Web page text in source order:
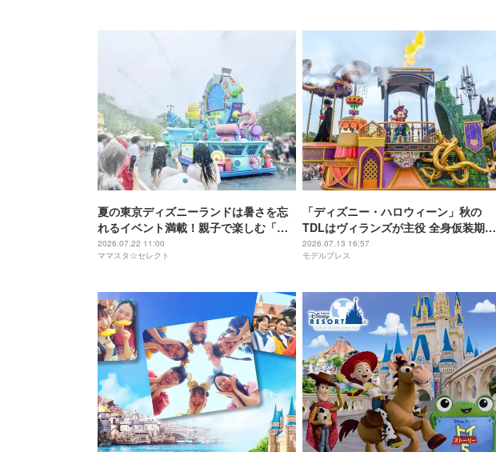
夏の東京ディズニーランドは暑さを忘
れるイベント満載！親子で楽しむ「サ
マー・クールオフ」開催中
2026.07.22 11:00
ママスタ☆セレクト
「ディズニー・ハロウィーン」秋の
TDLはヴィランズが主役 全身仮装期間
や限定グッズも公開
2026.07.13 16:57
モデルプレス